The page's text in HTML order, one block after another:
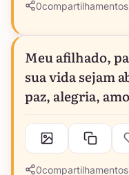
0compartilhamentos
Meu afilhado,
sua vida sejam
paz, alegria,
0compartilhamentos